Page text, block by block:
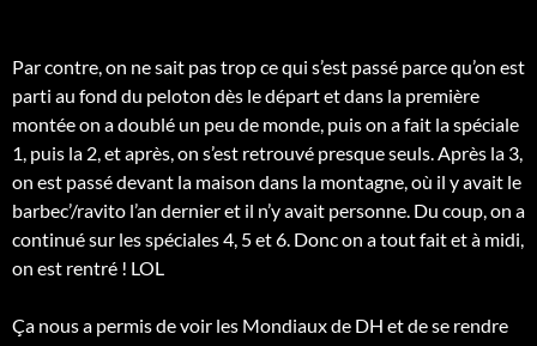
Par contre, on ne sait pas trop ce qui s’est passé parce qu’on est
parti au fond du peloton dès le départ et dans la première
montée on a doublé un peu de monde, puis on a fait la spéciale
1, puis la 2, et après, on s’est retrouvé presque seuls. Après la 3,
on est passé devant la maison dans la montagne, où il y avait le
barbec’/ravito l’an dernier et il n’y avait personne. Du coup, on a
continué sur les spéciales 4, 5 et 6. Donc on a tout fait et à midi,
on est rentré ! LOL
Ça nous a permis de voir les Mondiaux de DH et de se rendre